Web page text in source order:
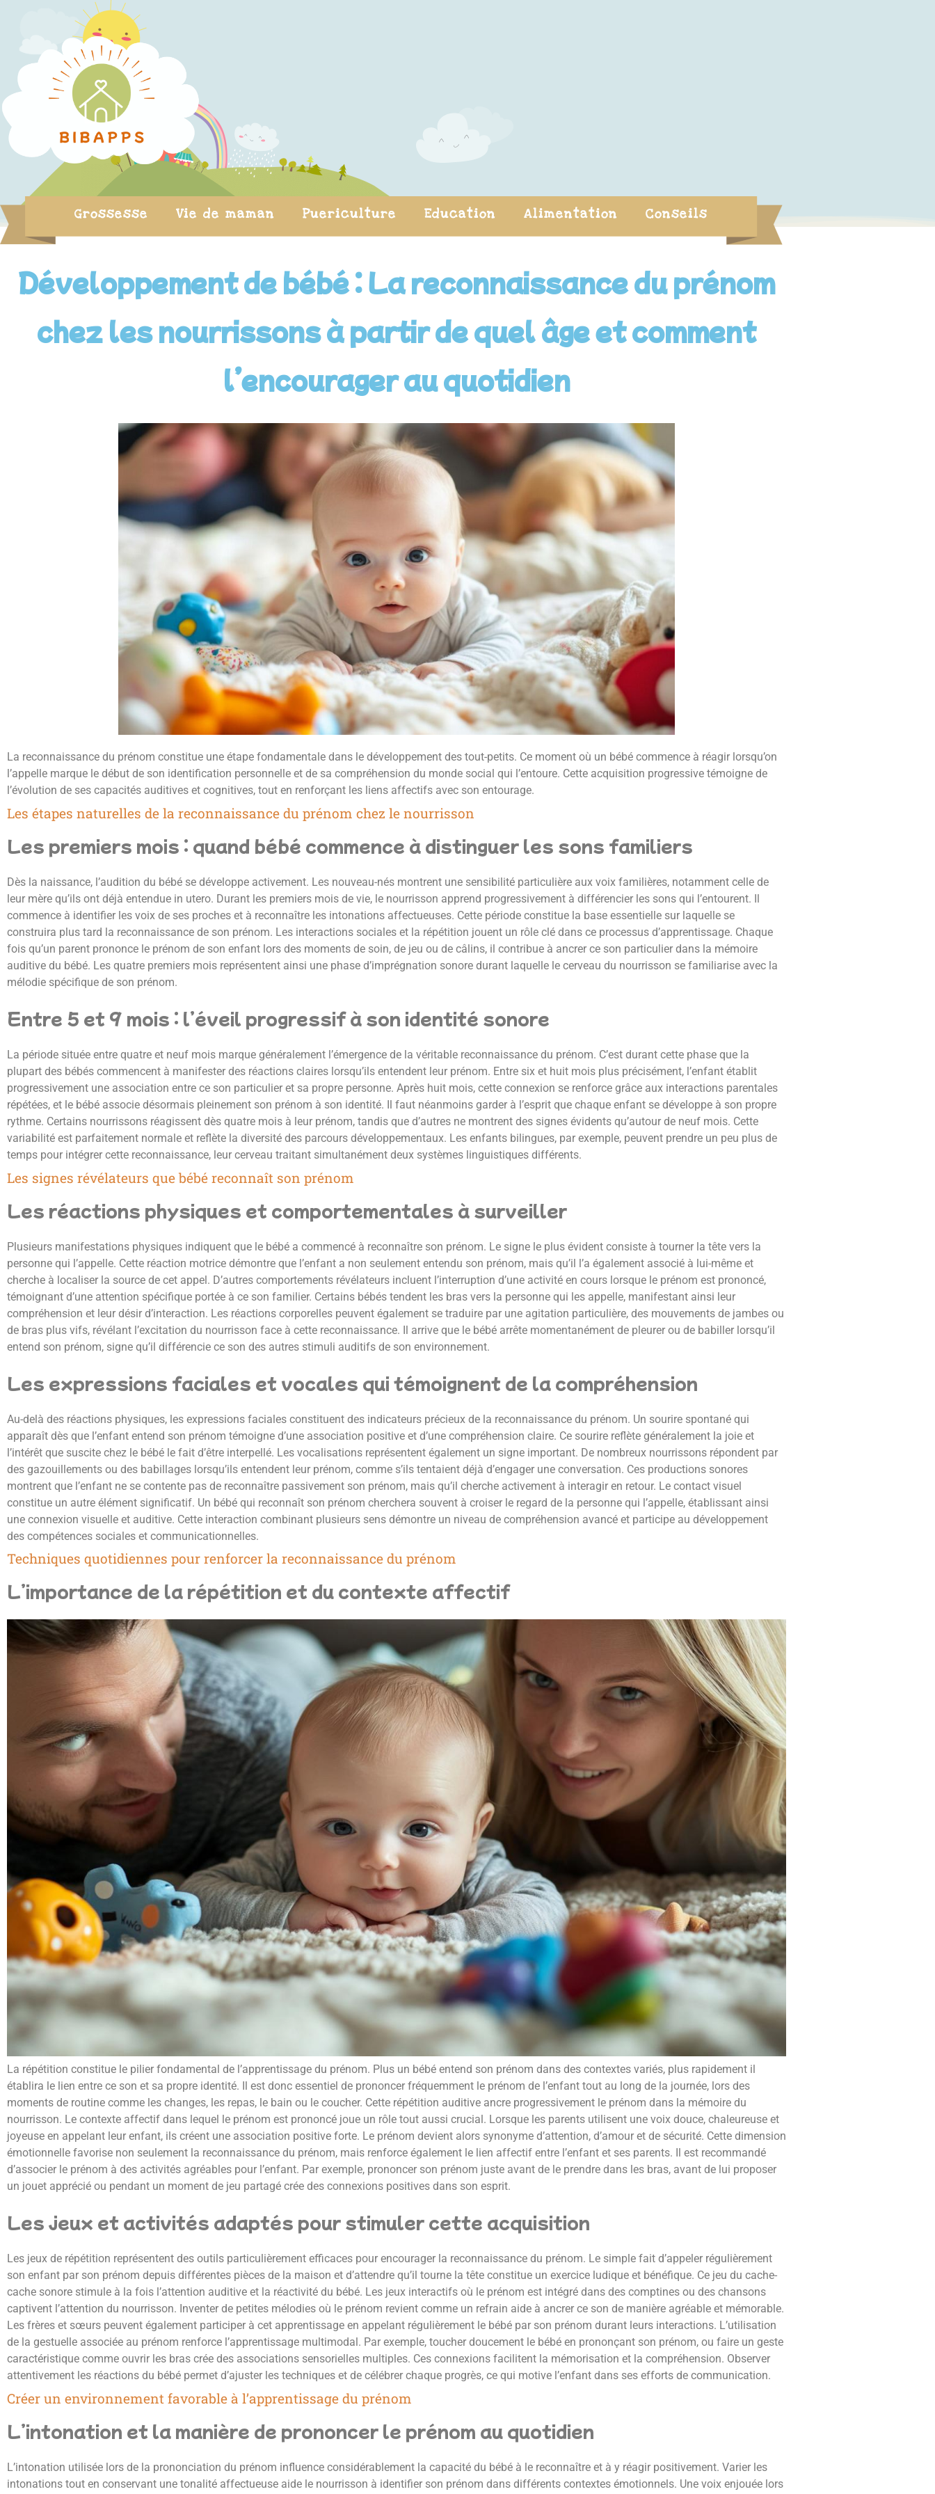
Grossesse Vie de maman Puericulture Education Alimentation Conseils
Développement de bébé : La reconnaissance du prénom
chez les nourrissons à partir de quel âge et comment
l’encourager au quotidien
La reconnaissance du prénom constitue une étape fondamentale dans le développement des tout-petits. Ce moment où un bébé commence à réagir lorsqu’on
l’appelle marque le début de son identification personnelle et de sa compréhension du monde social qui l’entoure. Cette acquisition progressive témoigne de
l’évolution de ses capacités auditives et cognitives, tout en renforçant les liens affectifs avec son entourage.
Les étapes naturelles de la reconnaissance du prénom chez le nourrisson
Les premiers mois : quand bébé commence à distinguer les sons familiers
Dès la naissance, l’audition du bébé se développe activement. Les nouveau-nés montrent une sensibilité particulière aux voix familières, notamment celle de
leur mère qu’ils ont déjà entendue in utero. Durant les premiers mois de vie, le nourrisson apprend progressivement à différencier les sons qui l’entourent. Il
commence à identifier les voix de ses proches et à reconnaître les intonations affectueuses. Cette période constitue la base essentielle sur laquelle se
construira plus tard la reconnaissance de son prénom. Les interactions sociales et la répétition jouent un rôle clé dans ce processus d’apprentissage. Chaque
fois qu’un parent prononce le prénom de son enfant lors des moments de soin, de jeu ou de câlins, il contribue à ancrer ce son particulier dans la mémoire
auditive du bébé. Les quatre premiers mois représentent ainsi une phase d’imprégnation sonore durant laquelle le cerveau du nourrisson se familiarise avec la
mélodie spécifique de son prénom.
Entre 5 et 9 mois : l’éveil progressif à son identité sonore
La période située entre quatre et neuf mois marque généralement l’émergence de la véritable reconnaissance du prénom. C’est durant cette phase que la
plupart des bébés commencent à manifester des réactions claires lorsqu’ils entendent leur prénom. Entre six et huit mois plus précisément, l’enfant établit
progressivement une association entre ce son particulier et sa propre personne. Après huit mois, cette connexion se renforce grâce aux interactions parentales
répétées, et le bébé associe désormais pleinement son prénom à son identité. Il faut néanmoins garder à l’esprit que chaque enfant se développe à son propre
rythme. Certains nourrissons réagissent dès quatre mois à leur prénom, tandis que d’autres ne montrent des signes évidents qu’autour de neuf mois. Cette
variabilité est parfaitement normale et reflète la diversité des parcours développementaux. Les enfants bilingues, par exemple, peuvent prendre un peu plus de
temps pour intégrer cette reconnaissance, leur cerveau traitant simultanément deux systèmes linguistiques différents.
Les signes révélateurs que bébé reconnaît son prénom
Les réactions physiques et comportementales à surveiller
Plusieurs manifestations physiques indiquent que le bébé a commencé à reconnaître son prénom. Le signe le plus évident consiste à tourner la tête vers la
personne qui l’appelle. Cette réaction motrice démontre que l’enfant a non seulement entendu son prénom, mais qu’il l’a également associé à lui-même et
cherche à localiser la source de cet appel. D’autres comportements révélateurs incluent l’interruption d’une activité en cours lorsque le prénom est prononcé,
témoignant d’une attention spécifique portée à ce son familier. Certains bébés tendent les bras vers la personne qui les appelle, manifestant ainsi leur
compréhension et leur désir d’interaction. Les réactions corporelles peuvent également se traduire par une agitation particulière, des mouvements de jambes ou
de bras plus vifs, révélant l’excitation du nourrisson face à cette reconnaissance. Il arrive que le bébé arrête momentanément de pleurer ou de babiller lorsqu’il
entend son prénom, signe qu’il différencie ce son des autres stimuli auditifs de son environnement.
Les expressions faciales et vocales qui témoignent de la compréhension
Au-delà des réactions physiques, les expressions faciales constituent des indicateurs précieux de la reconnaissance du prénom. Un sourire spontané qui
apparaît dès que l’enfant entend son prénom témoigne d’une association positive et d’une compréhension claire. Ce sourire reflète généralement la joie et
l’intérêt que suscite chez le bébé le fait d’être interpellé. Les vocalisations représentent également un signe important. De nombreux nourrissons répondent par
des gazouillements ou des babillages lorsqu’ils entendent leur prénom, comme s’ils tentaient déjà d’engager une conversation. Ces productions sonores
montrent que l’enfant ne se contente pas de reconnaître passivement son prénom, mais qu’il cherche activement à interagir en retour. Le contact visuel
constitue un autre élément significatif. Un bébé qui reconnaît son prénom cherchera souvent à croiser le regard de la personne qui l’appelle, établissant ainsi
une connexion visuelle et auditive. Cette interaction combinant plusieurs sens démontre un niveau de compréhension avancé et participe au développement
des compétences sociales et communicationnelles.
Techniques quotidiennes pour renforcer la reconnaissance du prénom
L’importance de la répétition et du contexte affectif
La répétition constitue le pilier fondamental de l’apprentissage du prénom. Plus un bébé entend son prénom dans des contextes variés, plus rapidement il
établira le lien entre ce son et sa propre identité. Il est donc essentiel de prononcer fréquemment le prénom de l’enfant tout au long de la journée, lors des
moments de routine comme les changes, les repas, le bain ou le coucher. Cette répétition auditive ancre progressivement le prénom dans la mémoire du
nourrisson. Le contexte affectif dans lequel le prénom est prononcé joue un rôle tout aussi crucial. Lorsque les parents utilisent une voix douce, chaleureuse et
joyeuse en appelant leur enfant, ils créent une association positive forte. Le prénom devient alors synonyme d’attention, d’amour et de sécurité. Cette dimension
émotionnelle favorise non seulement la reconnaissance du prénom, mais renforce également le lien affectif entre l’enfant et ses parents. Il est recommandé
d’associer le prénom à des activités agréables pour l’enfant. Par exemple, prononcer son prénom juste avant de le prendre dans les bras, avant de lui proposer
un jouet apprécié ou pendant un moment de jeu partagé crée des connexions positives dans son esprit.
Les jeux et activités adaptés pour stimuler cette acquisition
Les jeux de répétition représentent des outils particulièrement efficaces pour encourager la reconnaissance du prénom. Le simple fait d’appeler régulièrement
son enfant par son prénom depuis différentes pièces de la maison et d’attendre qu’il tourne la tête constitue un exercice ludique et bénéfique. Ce jeu du cache-
cache sonore stimule à la fois l’attention auditive et la réactivité du bébé. Les jeux interactifs où le prénom est intégré dans des comptines ou des chansons
captivent l’attention du nourrisson. Inventer de petites mélodies où le prénom revient comme un refrain aide à ancrer ce son de manière agréable et mémorable.
Les frères et sœurs peuvent également participer à cet apprentissage en appelant régulièrement le bébé par son prénom durant leurs interactions. L’utilisation
de la gestuelle associée au prénom renforce l’apprentissage multimodal. Par exemple, toucher doucement le bébé en prononçant son prénom, ou faire un geste
caractéristique comme ouvrir les bras crée des associations sensorielles multiples. Ces connexions facilitent la mémorisation et la compréhension. Observer
attentivement les réactions du bébé permet d’ajuster les techniques et de célébrer chaque progrès, ce qui motive l’enfant dans ses efforts de communication.
Créer un environnement favorable à l’apprentissage du prénom
L’intonation et la manière de prononcer le prénom au quotidien
L’intonation utilisée lors de la prononciation du prénom influence considérablement la capacité du bébé à le reconnaître et à y réagir positivement. Varier les
intonations tout en conservant une tonalité affectueuse aide le nourrisson à identifier son prénom dans différents contextes émotionnels. Une voix enjouée lors